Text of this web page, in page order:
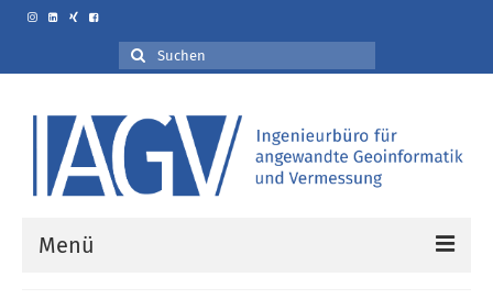
Suche
nach:
Menü